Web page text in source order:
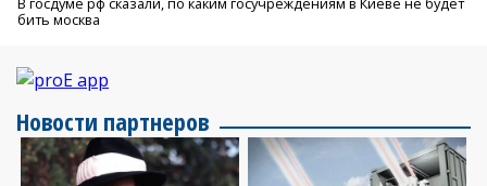
бить москва
Новости партнеров